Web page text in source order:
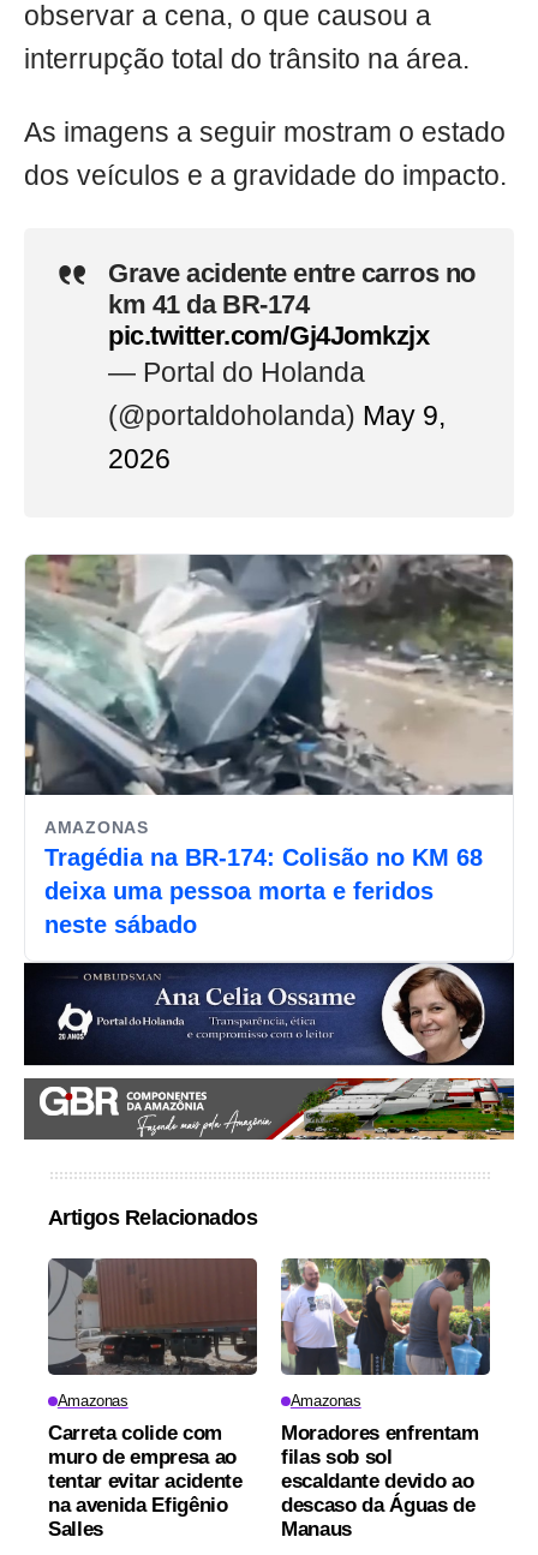
observar a cena, o que causou a
interrupção total do trânsito na área.
As imagens a seguir mostram o estado
dos veículos e a gravidade do impacto.
Grave acidente entre carros no
km 41 da BR-174
pic.twitter.com/Gj4Jomkzjx
— Portal do Holanda
(@portaldoholanda) May 9,
2026
AMAZONAS
Tragédia na BR-174: Colisão no KM 68
deixa uma pessoa morta e feridos
neste sábado
Artigos Relacionados
Amazonas
Carreta colide com
muro de empresa ao
tentar evitar acidente
na avenida Efigênio
Salles
Amazonas
Moradores enfrentam
filas sob sol
escaldante devido ao
descaso da Águas de
Manaus